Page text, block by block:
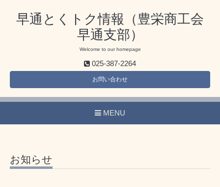
早通とくトク情報（豊栄商工会
早通支部）
Welcome to our homepage
025-387-2264
お問い合わせ
MENU
お知らせ